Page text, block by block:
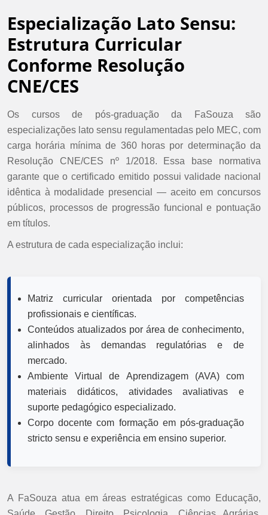
Especialização Lato Sensu:
Estrutura Curricular
Conforme Resolução
CNE/CES
Os cursos de pós-graduação da FaSouza são
especializações lato sensu regulamentadas pelo MEC, com
carga horária mínima de 360 horas por determinação da
Resolução CNE/CES nº 1/2018. Essa base normativa
garante que o certificado emitido possui validade nacional
idêntica à modalidade presencial — aceito em concursos
públicos, processos de progressão funcional e pontuação
em títulos.
A estrutura de cada especialização inclui:
Matriz curricular orientada por competências
profissionais e científicas.
Conteúdos atualizados por área de conhecimento,
alinhados às demandas regulatórias e de
mercado.
Ambiente Virtual de Aprendizagem (AVA) com
materiais didáticos, atividades avaliativas e
suporte pedagógico especializado.
Corpo docente com formação em pós-graduação
stricto sensu e experiência em ensino superior.
A FaSouza atua em áreas estratégicas como Educação,